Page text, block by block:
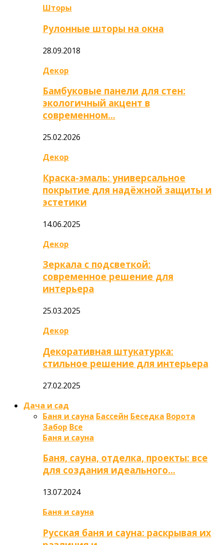
Шторы
Рулонные шторы на окна
28.09.2018
Декор
Бамбуковые панели для стен:
экологичный акцент в
современном…
25.02.2026
Декор
Краска-эмаль: универсальное
покрытие для надёжной защиты и
эстетики
14.06.2025
Декор
Зеркала с подсветкой:
современное решение для
интерьера
25.03.2025
Декор
Декоративная штукатурка:
стильное решение для интерьера
27.02.2025
Дача и сад
Баня и сауна Бассейн Беседка Ворота
Забор Все
Баня и сауна
Баня, сауна, отделка, проекты: все
для создания идеального…
13.07.2024
Баня и сауна
Русская баня и сауна: раскрывая их